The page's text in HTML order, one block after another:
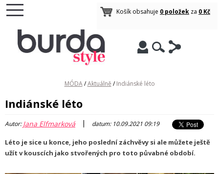
Košík obsahuje 0 položek za 0 Kč
MÓDA / Aktuálně / Indiánské léto
Indiánské léto
Autor:Jana Elfmarková | datum: 10.09.2021 09:19
Léto je sice u konce, jeho poslední záchvěvy si ale můžete ještě
užít v kouscích jako stvořených pro toto půvabné období.